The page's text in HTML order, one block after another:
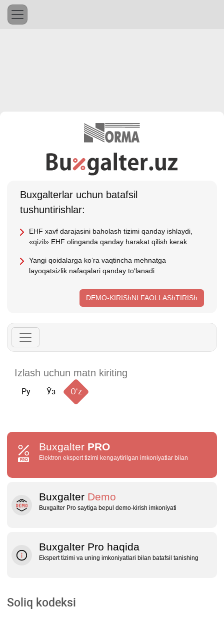
Buхgalterlar uchun batafsil
tushuntirishlar:
EHF хavf darajasini baholash tizimi qanday ishlaydi,
«qizil» EHF olinganda qanday harakat qilish kerak
Yangi qoidalarga koʻra vaqtincha mehnatga
layoqatsizlik nafaqalari qanday toʻlanadi
DEMO-KIRIShNI FAOLLAShTIRISh
Ру Ўз Oʻz
Buxgalter PRO
Elektron ekspert tizimi kengaytirilgan imkoniyatlar bilan
Buxgalter Demo
Buxgalter Pro saytiga bepul demo‑kirish imkoniyati
Buxgalter Pro haqida
Ekspert tizimi va uning imkoniyatlari bilan batafsil tanishing
Soliq kodeksi